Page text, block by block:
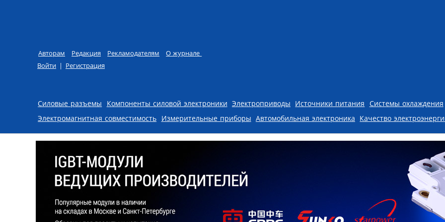
Авторам Редакция Рекламодателям
О журнале
Войти | Регистрация
Skip to content
Силовые разъемы Компоненты силовой электроники Электроприводы Источники питания Системы охлаждения
Электромагнитная совместимость Измерительные приборы Автомобильная электроника Качество